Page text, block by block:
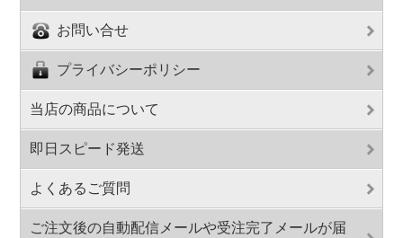
お問い合せ
プライバシーポリシー
当店の商品について
即日スピード発送
よくあるご質問
ご注文後の自動配信メールや受注完了メールが届